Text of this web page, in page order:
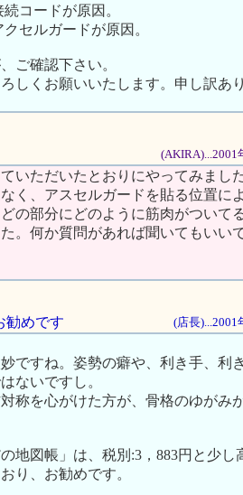
コードが原因。
セルガードが原因。
ご確認下さい。
しくお願いいたします。申し訳あ
(AKIRA)...2001
いただいたとおりにやってみまし
く、アスセルガードを貼る位置に
の部分にどのように筋肉がついて
。何か質問があれば聞いてもいい
勧めです (店長)...2001
ですね。姿勢の癖や、利き手、利
ないですし。
称を心がけた方が、骨格のゆがみ
地図帳」は、税別:3，883円と少し
り、お勧めです。